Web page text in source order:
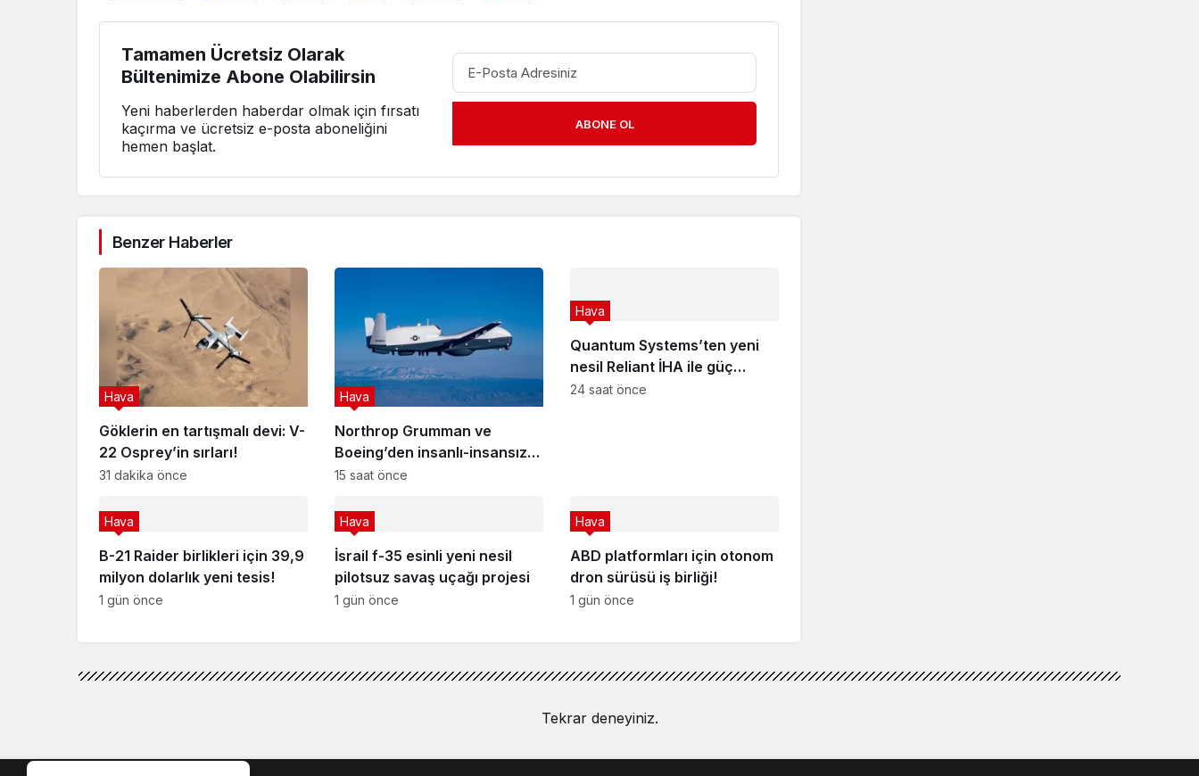
Tamamen Ücretsiz Olarak
Bültenimize Abone Olabilirsin
Yeni haberlerden haberdar olmak için fırsatı
kaçırma ve ücretsiz e-posta aboneliğini
hemen başlat.
ABONE OL
Benzer Haberler
Göklerin en tartışmalı devi: V-
22 Osprey’in sırları!
Hava
31 dakika önce
Northrop Grumman ve
Boeing’den insanlı-insansız
uçuşta ilk!
Hava
15 saat önce
Quantum Systems’ten yeni
nesil Reliant İHA ile güç
gösterisi!
Hava
24 saat önce
B-21 Raider birlikleri için 39,9
milyon dolarlık yeni tesis!
Hava
1 gün önce
İsrail f-35 esinli yeni nesil
pilotsuz savaş uçağı projesi
Hava
1 gün önce
ABD platformları için otonom
dron sürüsü iş birliği!
Hava
1 gün önce
Tekrar deneyiniz.